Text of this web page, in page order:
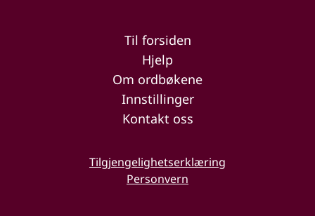
Til forsiden
Hjelp
Om ordbøkene
Innstillinger
Kontakt oss
Tilgjengelighetserklæring
Personvern